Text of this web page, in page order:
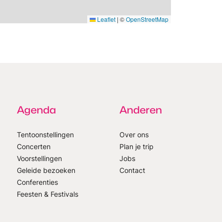
Leaflet | ©OpenStreetMap
Agenda
Tentoonstellingen
Concerten
Voorstellingen
Geleide bezoeken
Conferenties
Feesten & Festivals
Anderen
Over ons
Plan je trip
Jobs
Contact